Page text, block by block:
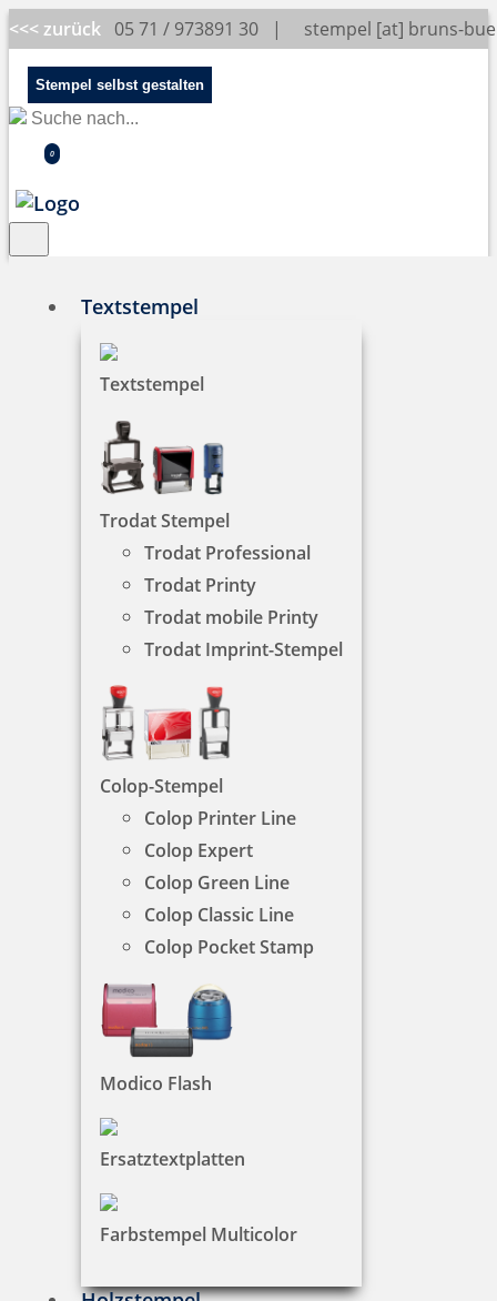
<<< zurück 05 71 / 973891 30 | stempel [at] bruns-
Stempel selbst gestalten
0
Textstempel
Textstempel
Trodat Stempel
Trodat Professional
Trodat Printy
Trodat mobile Printy
Trodat Imprint-Stempel
Colop-Stempel
Colop Printer Line
Colop Expert
Colop Green Line
Colop Classic Line
Colop Pocket Stamp
Modico Flash
Ersatztextplatten
Farbstempel Multicolor
Stempelkissen
Wenn Ihr Stempel keine sauberen Abdrucke
mehr hinterlässt, kann es sein dass Sie ein
neues Stempelkissen benötigen.
NACH WUNSCHSTEMPEL FILTERN
€+
STEMPELKISSEN - KATEGORIEN
Trodat Stempelkissen
Colop Stempelkissen
Spezial-Stempelkissen